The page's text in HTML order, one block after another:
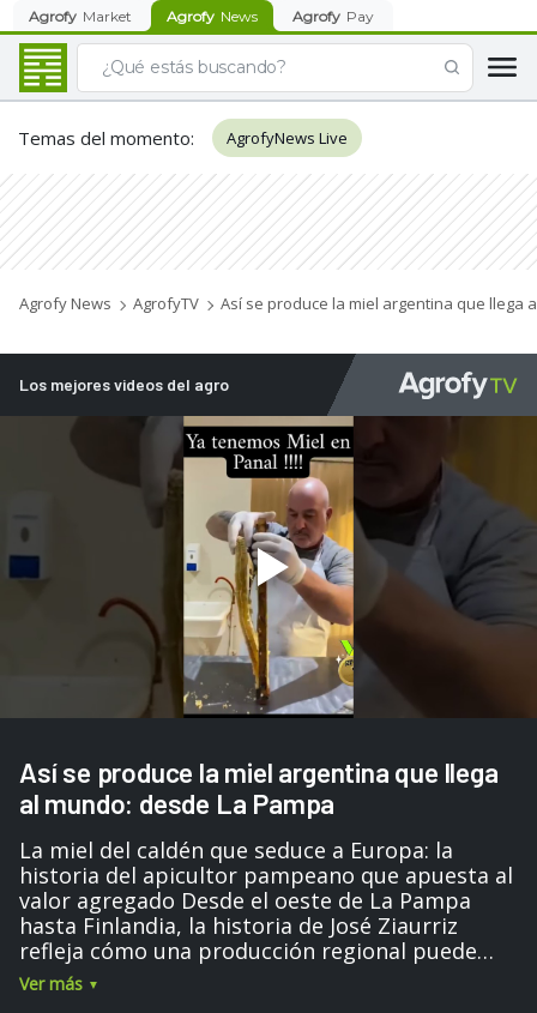
Agrofy Market Agrofy News Agrofy Pay
Temas del momento: AgrofyNews Live
Agrofy News AgrofyTV Así se produce la miel argentina que llega
Los mejores videos del agro
Así se produce la miel argentina que llega
al mundo: desde La Pampa
La miel del caldén que seduce a Europa: la
historia del apicultor pampeano que apuesta al
valor agregado Desde el oeste de La Pampa
hasta Finlandia, la historia de José Ziaurriz
refleja cómo una producción regional puede
transformarse en un alimento premium con
Ver más